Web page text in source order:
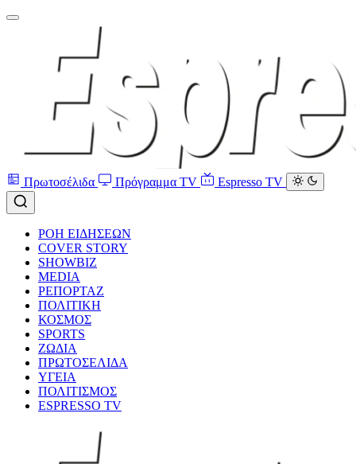
Πρωτοσέλιδα Πρόγραμμα TV Espresso TV
ΡΟΗ ΕΙΔΗΣΕΩΝ
COVER STORY
SHOWBIZ
MEDIA
ΡΕΠΟΡΤΑΖ
ΠΟΛΙΤΙΚΗ
ΚΟΣΜΟΣ
SPORTS
ΖΩΔΙΑ
ΠΡΩΤΟΣΕΛΙΔΑ
ΥΓΕΙΑ
ΠΟΛΙΤΙΣΜΟΣ
ESPRESSO TV